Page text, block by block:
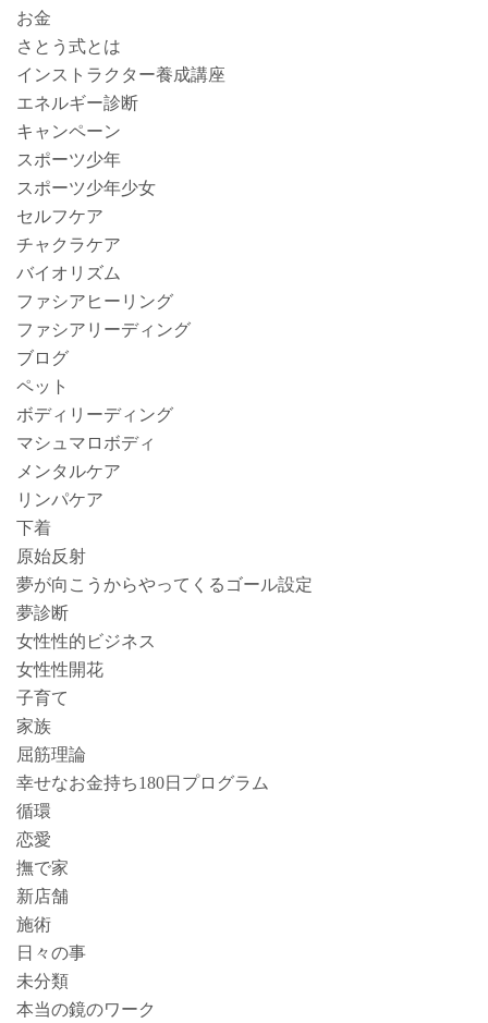
お金
さとう式とは
インストラクター養成講座
エネルギー診断
キャンペーン
スポーツ少年
スポーツ少年少女
セルフケア
チャクラケア
バイオリズム
ファシアヒーリング
ファシアリーディング
ブログ
ペット
ボディリーディング
マシュマロボディ
メンタルケア
リンパケア
下着
原始反射
夢が向こうからやってくるゴール設定
夢診断
女性性的ビジネス
女性性開花
子育て
家族
屈筋理論
幸せなお金持ち180日プログラム
循環
恋愛
撫で家
新店舗
施術
日々の事
未分類
本当の鏡のワーク